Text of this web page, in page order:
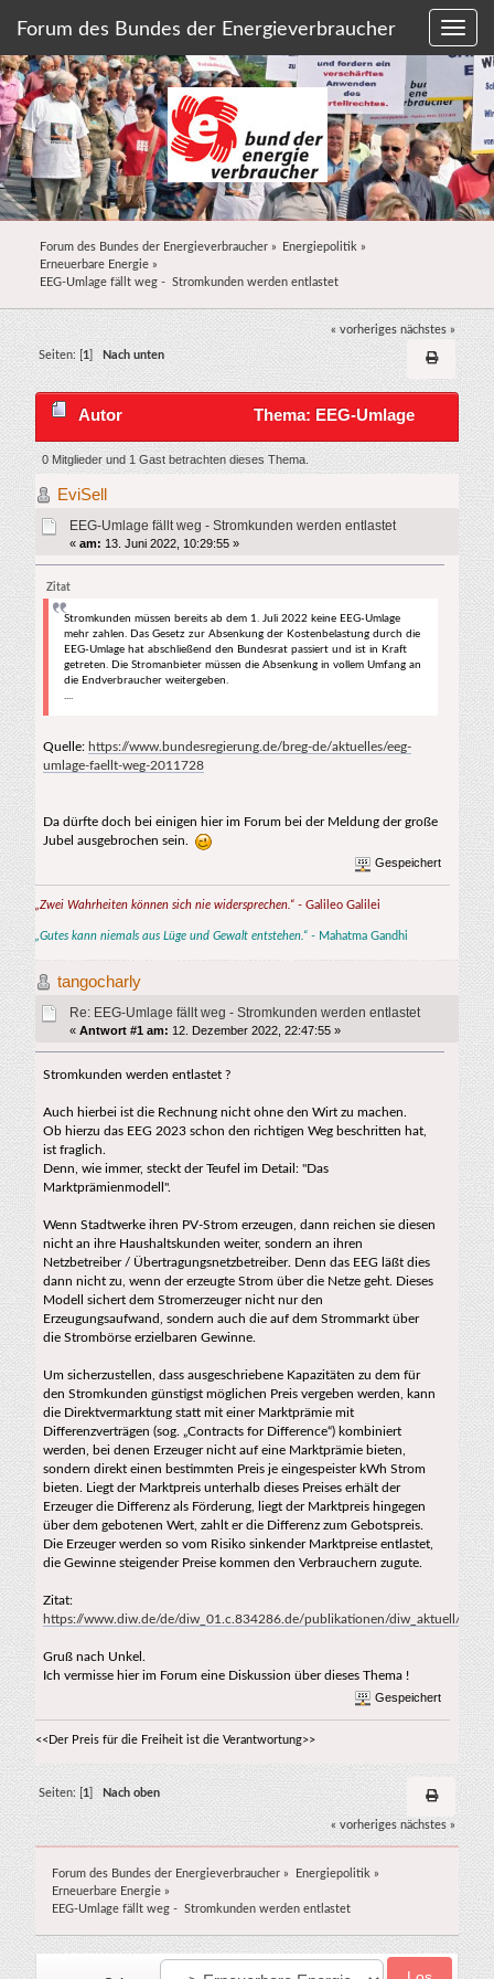
Forum des Bundes der Energieverbraucher
Forum des Bundes der Energieverbraucher» Energiepolitik »
Erneuerbare Energie»
EEG-Umlage fällt weg -  Stromkunden werden entlastet
« vorheriges nächstes »
Seiten: [ 1 Nach unten
Autor Thema: EEG-Umlage
fällt weg - Stromkunden werden entlastet (Gelesen
10105 mal)
0 Mitglieder und 1 Gast betrachten dieses Thema.
EviSell
EEG-Umlage fällt weg - Stromkunden werden entlastet
« am: 13. Juni 2022, 10:29:55 »
Zitat
Stromkunden müssen bereits ab dem 1. Juli 2022 keine EEG-Umlage
mehr zahlen. Das Gesetz zur Absenkung der Kostenbelastung durch die
EEG-Umlage hat abschließend den Bundesrat passiert und ist in Kraft
getreten. Die Stromanbieter müssen die Absenkung in vollem Umfang an
die Endverbraucher weitergeben.
....
Quelle: https://www.bundesregierung.de/breg-de/aktuelles/eeg-
umlage-faellt-weg-2011728
Da dürfte doch bei einigen hier im Forum bei der Meldung der große
Jubel ausgebrochen sein.
Gespeichert
„Zwei Wahrheiten können sich nie widersprechen.“ - Galileo Galilei
„Gutes kann niemals aus Lüge und Gewalt entstehen.“ - Mahatma Gandhi
tangocharly
Re: EEG-Umlage fällt weg - Stromkunden werden entlastet
« Antwort #1 am: 12. Dezember 2022, 22:47:55 »
Stromkunden werden entlastet ?
Auch hierbei ist die Rechnung nicht ohne den Wirt zu machen.
Ob hierzu das EEG 2023 schon den richtigen Weg beschritten hat,
ist fraglich.
Denn, wie immer, steckt der Teufel im Detail: "Das
Marktprämienmodell".
Wenn Stadtwerke ihren PV-Strom erzeugen, dann reichen sie diesen
nicht an ihre Haushaltskunden weiter, sondern an ihren
Netzbetreiber / Übertragungsnetzbetreiber. Denn das EEG läßt dies
dann nicht zu, wenn der erzeugte Strom über die Netze geht. Dieses
Modell sichert dem Stromerzeuger nicht nur den
Erzeugungsaufwand, sondern auch die auf dem Strommarkt über
die Strombörse erzielbaren Gewinne.
Um sicherzustellen, dass ausgeschriebene Kapazitäten zu dem für
den Stromkunden günstigst möglichen Preis vergeben werden, kann
die Direktvermarktung statt mit einer Marktprämie mit
Differenzverträgen (sog. „Contracts for Difference“) kombiniert
werden, bei denen Erzeuger nicht auf eine Marktprämie bieten,
sondern direkt einen bestimmten Preis je eingespeister kWh Strom
bieten. Liegt der Marktpreis unterhalb dieses Preises erhält der
Erzeuger die Differenz als Förderung, liegt der Marktpreis hingegen
über dem gebotenen Wert, zahlt er die Differenz zum Gebotspreis.
Die Erzeuger werden so vom Risiko sinkender Marktpreise entlastet,
die Gewinne steigender Preise kommen den Verbrauchern zugute.
Zitat:
https://www.diw.de/de/diw_01.c.834286.de/publikationen/diw_aktuell/
Gruß nach Unkel.
Ich vermisse hier im Forum eine Diskussion über dieses Thema !
Gespeichert
<<Der Preis für die Freiheit ist die Verantwortung>>
Seiten: [ 1 Nach oben
« vorheriges nächstes »
Forum des Bundes der Energieverbraucher » Energiepolitik »
Erneuerbare Energie »
EEG-Umlage fällt weg -  Stromkunden werden entlastet